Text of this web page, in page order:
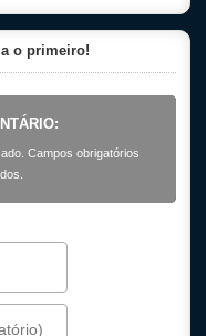
o primeiro!
Campos obrigatórios